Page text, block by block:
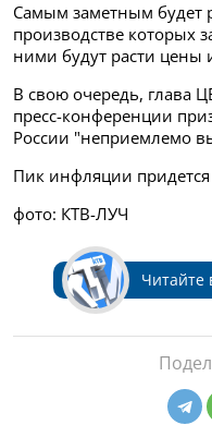
Самым заметным будет
производстве которых
ними будут расти цены
В свою очередь, глава
пресс-конференции
России "неприемлемо
Пик инфляции
фото: КТВ-ЛУЧ
Читайте